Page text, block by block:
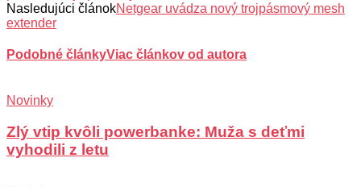
Nasledujúci článokNetgear uvádza nový trojpásmový mesh
extender
Podobné článkyViac článkov od autora
Novinky
Zlý vtip kvôli powerbanke: Muža s deťmi
vyhodili z letu